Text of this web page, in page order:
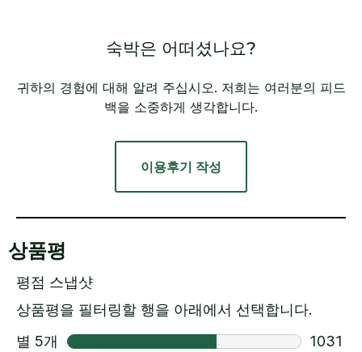
숙박은 어떠셨나요?
귀하의 경험에 대해 알려 주십시오. 저희는 여러분의 피드
백을 소중하게 생각합니다.
이용후기 작성